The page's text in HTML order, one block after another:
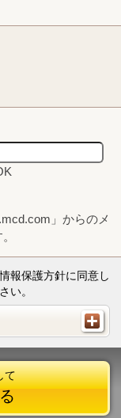
」からのメ
報保護方針に同意し
い。
て